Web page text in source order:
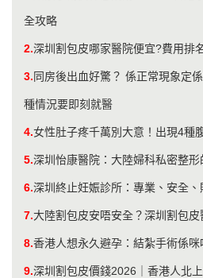
全攻略
2.深圳割包皮哪家醫院便宜?費用排
3.同房後出血好驚？ 係正常現象定
種情況要即刻就醫
4.女性肚子疼千萬別大意！出現4種
5.深圳怡康醫院：大陸婦科私密整形
6.深圳終止妊娠診所：專業、安全
7.大陸割包皮安唔安全？深圳割包皮
8.香港人想永久避孕：結紮手術係
9.深圳割包皮價錢2026｜香港人北